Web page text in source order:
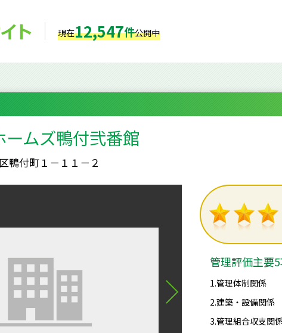
現在12,547件公開中
ームズ鴨付弐番館
鴨付町１－１１－２
管理評価主要
1.管理体制関係
2.建築・設備関係
3.管理組合収支関